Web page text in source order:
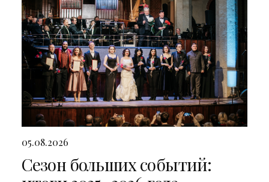
05.08.2026
Сезон больших событий: